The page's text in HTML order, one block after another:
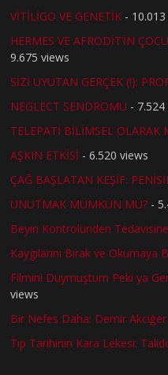
VİTİLİGO VE GENETİK -
HERMES VE AFRODİT’İN
9.675 views
SİZİ UYUTAN GERÇEK (!):
NEGLECT SENDROMU -
TELEPATİ BİLİMSEL OLARAK
AŞKIN ETKİSİ - 6.520 views
ÇAĞ BAŞLATAN KEŞİF:
UNUTMAK MÜMKÜN MÜ? -
Beyin Kontrolünden
Kaygılarını Bırak ve Okumaya
Filmini Duymuştum Peki ya
views
Bir Nefes Daha: Demir Akciğer
Tıp Tarihinin Kara Lekesi: